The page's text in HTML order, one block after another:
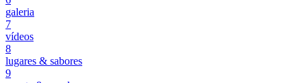
galeria
7
vídeos
8
lugares & sabores
9